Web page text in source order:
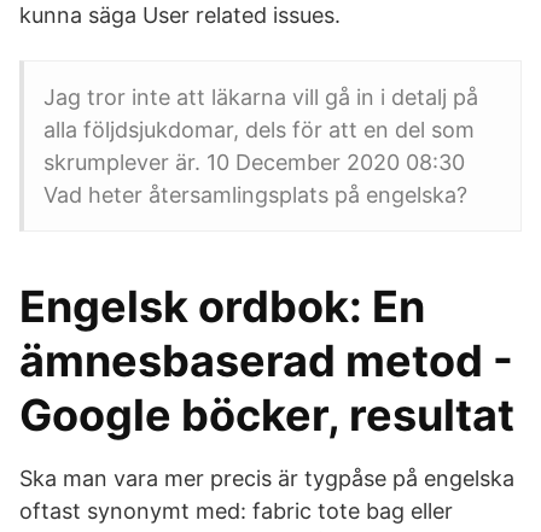
kunna säga User related issues.
Jag tror inte att läkarna vill gå in i detalj på
alla följdsjukdomar, dels för att en del som
skrumplever är. 10 December 2020 08:30
Vad heter återsamlingsplats på engelska?
Engelsk ordbok: En
ämnesbaserad metod -
Google böcker, resultat
Ska man vara mer precis är tygpåse på engelska
oftast synonymt med: fabric tote bag eller